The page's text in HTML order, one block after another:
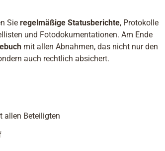
Sie regelmäßige Statusberichte, Protokolle
und Fotodokumentationen. Am Ende
mit allen Abnahmen, das nicht nur den
auch rechtlich absichert.
allen Beteiligten